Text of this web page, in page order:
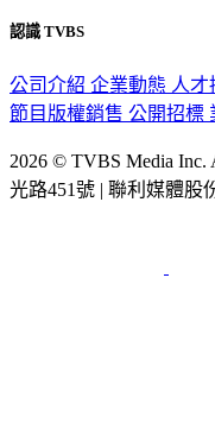
認識 TVBS
公司介紹 企業動態 人才
節目版權銷售 公開招標
2026 © TVBS Media Inc.
光路451號 | 聯利媒體股